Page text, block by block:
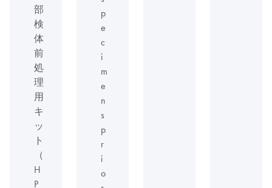
部
検
体
前
処
理
用
キ
ッ
ト
（
H
P
p
e
c
i
m
e
n
s
p
r
i
o